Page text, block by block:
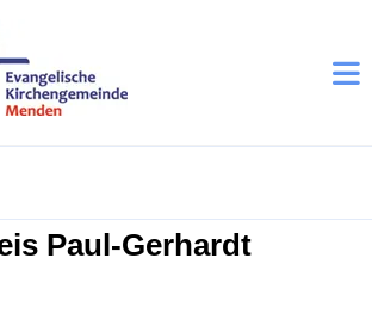
Paul-Gerhardt